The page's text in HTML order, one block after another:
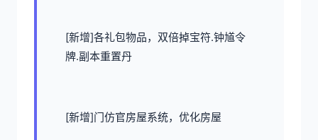
[新增]各礼包物品，双倍掉宝符.钟馗令
牌.副本重置丹
[新增]门仿官房屋系统，优化房屋